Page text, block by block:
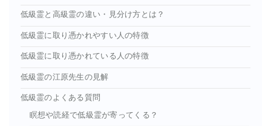
低級霊と高級霊の違い・見分け方とは？
低級霊に取り憑かれやすい人の特徴
低級霊に取り憑かれている人の特徴
低級霊の江原先生の見解
低級霊のよくある質問
瞑想や読経で低級霊が寄ってくる？